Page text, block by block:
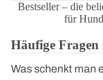
Bestseller – die
für
Häufige Fragen
Was schenkt man